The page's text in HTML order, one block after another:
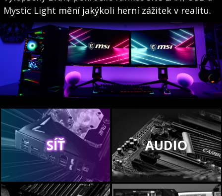
Mystic Light mění jakýkoli herní zážitek v realitu.
SÍŤ AUDIO